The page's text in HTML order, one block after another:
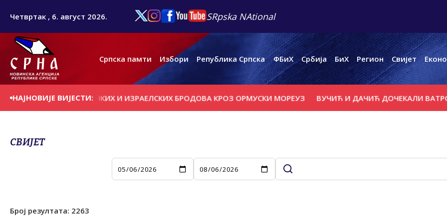
Четвртак , 6. август 2026. SRpska NAtional
Српска памти Избори Република Српска ФБиХ Србија БиХ Регион Свијет
НАЈНОВИЈЕ ВИЈЕСТИ:
АМЕРИЧКИХ И ИЗРАЕЛСКИХ БРОДОВА КРОЗ ОРМУСКИ МОРЕУЗ ВУЧИЋ И ДАЧИЋ ДОЧЕКАЛИ
СВИЈЕТ
Број резултата: 2263